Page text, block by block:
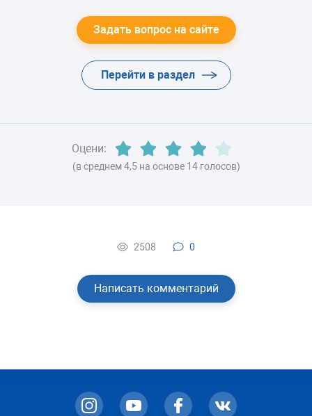
ХЛАДАГЕНТ Задать вопрос на сайте
Перейти в раздел
Оцени:
(в среднем 4,5 на основе 14 голосов)
2508 0
Написать комментарий